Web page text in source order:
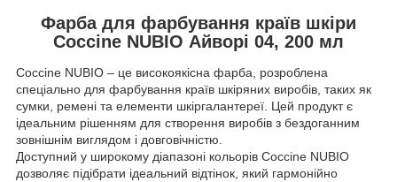
Фарба для фарбування країв шкіри
Coccine NUBIO Айворі 04, 200 мл
Coccine NUBIO – це високоякісна фарба, розроблена
спеціально для фарбування країв шкіряних виробів, таких як
сумки, ремені та елементи шкіргалантереї. Цей продукт є
ідеальним рішенням для створення виробів з бездоганним
зовнішнім виглядом і довговічністю.
Доступний у широкому діапазоні кольорів Coccine NUBIO
дозволяє підібрати ідеальний відтінок, який гармонійно